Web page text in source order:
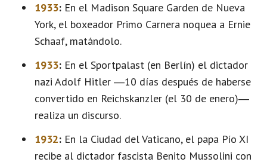
1933: En el Madison Square Garden de Nueva
York, el boxeador Primo Carnera noquea a Ernie
Schaaf, matándolo.
1933: En el Sportpalast (en Berlín) el dictador
nazi Adolf Hitler ―10 días después de haberse
convertido en Reichskanzler (el 30 de enero)―
realiza un discurso.
1932: En la Ciudad del Vaticano, el papa Pío XI
recibe al dictador fascista Benito Mussolini con